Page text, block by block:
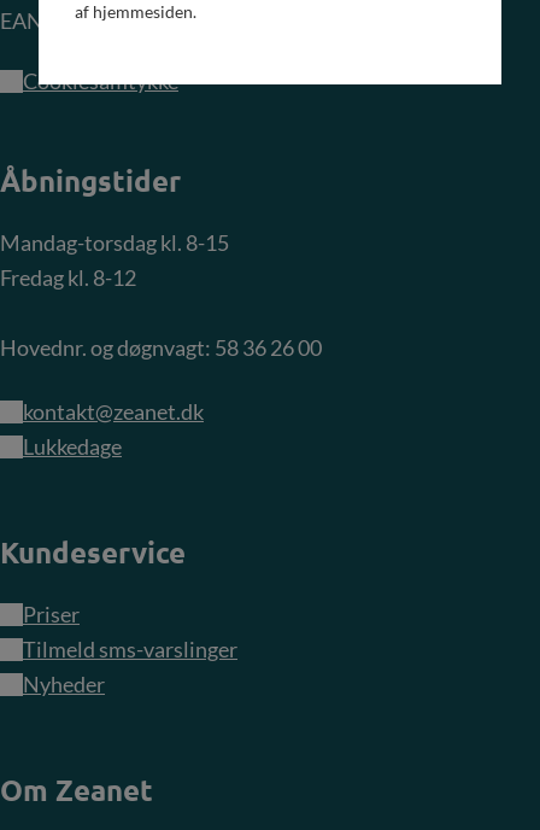
EAN-nr.: 5790001705305
Cookiesamtykke
Åbningstider
Mandag-torsdag kl. 8-15
Fredag kl. 8-12
Hovednr. og døgnvagt: 58 36 26 00
kontakt@zeanet.dk
Lukkedage
Kundeservice
Priser
Tilmeld sms-varslinger
Nyheder
Om Zeanet
af hjemmesiden.